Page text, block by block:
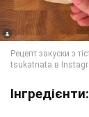
Інгредієнти: